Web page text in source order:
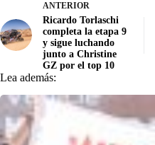
ANTERIOR
Ricardo Torlaschi
completa la etapa 9
y sigue luchando
junto a Christine
GZ por el top 10
Lea además: